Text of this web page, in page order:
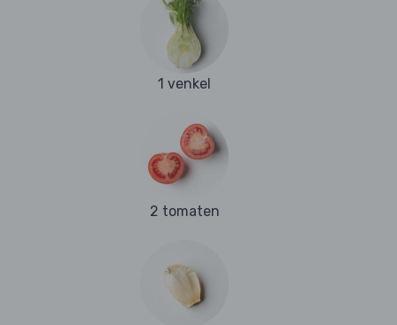
1 venkel
2 tomaten